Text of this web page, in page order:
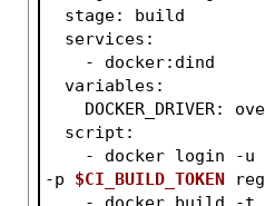
  stage: build
  services:
    - docker:dind
  variables:
DOCKER_DRIVER:
  script:
-p $CI_BUILD_TOKEN